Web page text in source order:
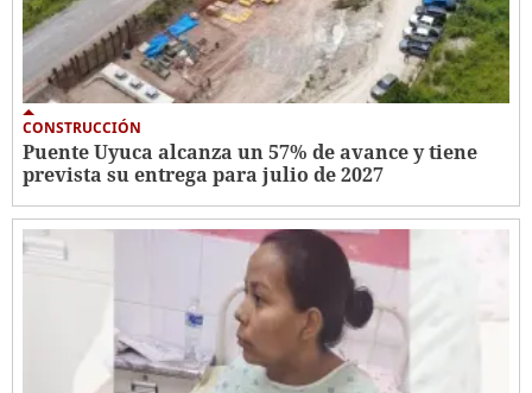
CONSTRUCCIÓN
Puente Uyuca alcanza un 57% de avance y tiene
prevista su entrega para julio de 2027